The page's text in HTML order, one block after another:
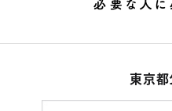
東京